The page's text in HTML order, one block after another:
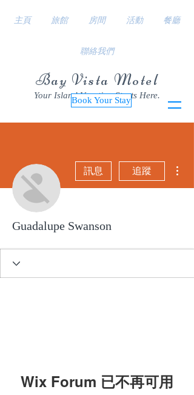
Bay Vista Motel
Your Island Vacation Starts Here.
Book Your Stay
主頁 旅館 房間 活動 餐廳
聯絡我們
訊息 追蹤
Guadalupe Swanson
Wix Forum 已不再可用